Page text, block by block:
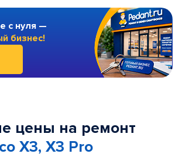
с нуля —
бизнес!
цены на ремонт
X3, X3 Pro